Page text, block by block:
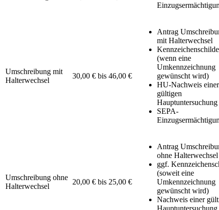
Umschreibung mit
Halterwechsel
30,00 € bis 46,00 €
Antrag
mit Halterwechsel
(wenn eine
Umkennzeichnung
gewünscht wird)
HU-Nachweis einer
gültigen
Hauptuntersuchung
SEPA-
Umschreibung ohne
Halterwechsel
20,00 € bis 25,00 €
Antrag
ohne Halterwechsel
ggf.
(soweit eine
Umkennzeichnung
gewünscht wird)
Nachweis einer
Hauptuntersuchung